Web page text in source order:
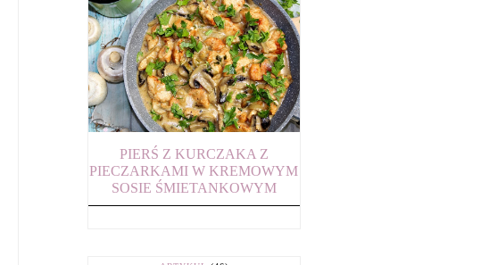
PIERŚ Z KURCZAKA Z
PIECZARKAMI W KREMOWYM
SOSIE ŚMIETANKOWYM